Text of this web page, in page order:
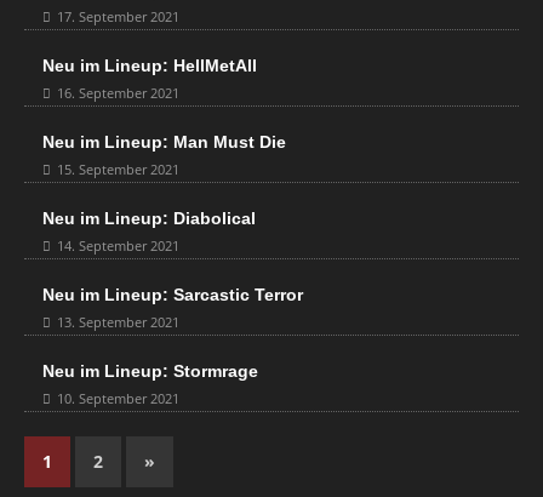
17. September 2021
Neu im Lineup: HellMetAll
16. September 2021
Neu im Lineup: Man Must Die
15. September 2021
Neu im Lineup: Diabolical
14. September 2021
Neu im Lineup: Sarcastic Terror
13. September 2021
Neu im Lineup: Stormrage
10. September 2021
1 2 »